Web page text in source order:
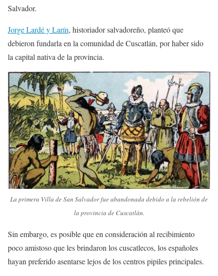
Salvador.
Jorge Lardé y Larín, historiador salvadoreño, planteó que
debieron fundarla en la comunidad de Cuscatlán, por haber sido
la capital nativa de la provincia.
La primera Villa de San Salvador fue abandonada debido a la rebelión de
la provincia de Cuscatlán.
Sin embargo, es posible que en consideración al recibimiento
poco amistoso que les brindaron los cuscatlecos, los españoles
hayan preferido asentarse lejos de los centros pipiles principales.